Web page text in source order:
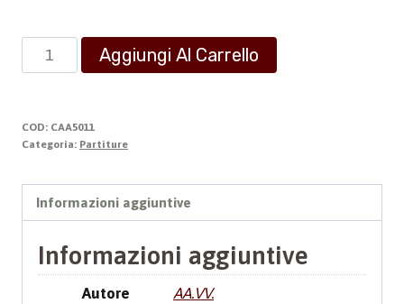
Presepio
Italiano
Aggiungi Al Carrello
COD: CAA5011
Categoria: Partiture
Informazioni aggiuntive
Informazioni aggiuntive
Autore AA.VV.